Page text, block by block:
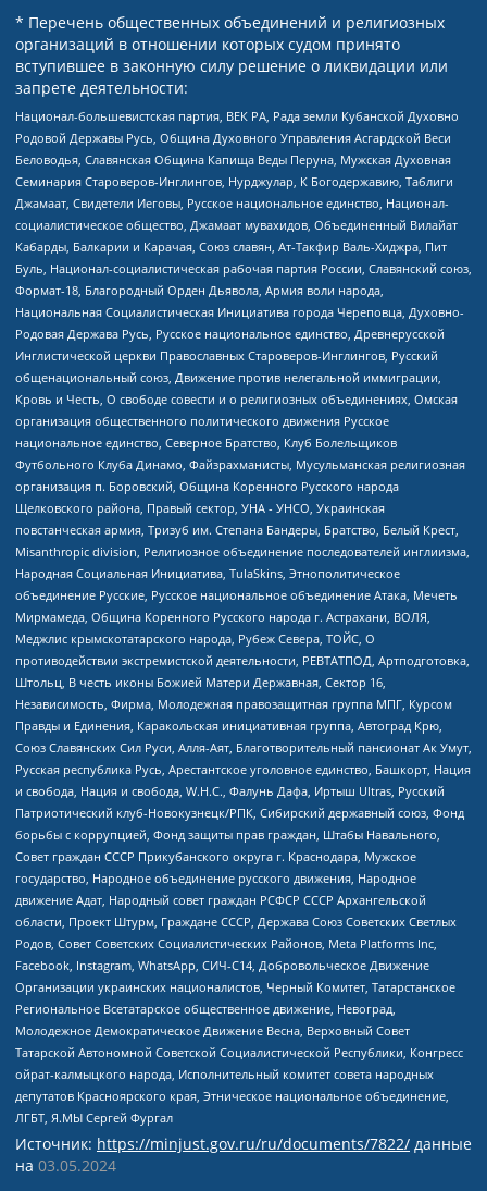
* Перечень общественных объединений и религиозных
организаций в отношении которых судом принято
вступившее в законную силу решение о ликвидации или
запрете деятельности:
Национал-большевистская партия, ВЕК РА, Рада земли Кубанской Духовно
Родовой Державы Русь, Община Духовного Управления Асгардской Веси
Беловодья, Славянская Община Капища Веды Перуна, Мужская Духовная
Семинария Староверов-Инглингов, Нурджулар, К Богодержавию, Таблиги
Джамаат, Свидетели Иеговы, Русское национальное единство, Национал-
социалистическое общество, Джамаат мувахидов, Объединенный Вилайат
Кабарды, Балкарии и Карачая, Союз славян, Ат-Такфир Валь-Хиджра, Пит
Буль, Национал-социалистическая рабочая партия России, Славянский союз,
Формат-18, Благородный Орден Дьявола, Армия воли народа,
Национальная Социалистическая Инициатива города Череповца, Духовно-
Родовая Держава Русь, Русское национальное единство, Древнерусской
Инглистической церкви Православных Староверов-Инглингов, Русский
общенациональный союз, Движение против нелегальной иммиграции,
Кровь и Честь, О свободе совести и о религиозных объединениях, Омская
организация общественного политического движения Русское
национальное единство, Северное Братство, Клуб Болельщиков
Футбольного Клуба Динамо, Файзрахманисты, Мусульманская религиозная
организация п. Боровский, Община Коренного Русского народа
Щелковского района, Правый сектор, УНА - УНСО, Украинская
повстанческая армия, Тризуб им. Степана Бандеры, Братство, Белый Крест,
Misanthropic division, Религиозное объединение последователей инглиизма,
Народная Социальная Инициатива, TulaSkins, Этнополитическое
объединение Русские, Русское национальное объединение Атака, Мечеть
Мирмамеда, Община Коренного Русского народа г. Астрахани, ВОЛЯ,
Меджлис крымскотатарского народа, Рубеж Севера, ТОЙС, О
противодействии экстремистской деятельности, РЕВТАТПОД, Артподготовка,
Штольц, В честь иконы Божией Матери Державная, Сектор 16,
Независимость, Фирма, Молодежная правозащитная группа МПГ, Курсом
Правды и Единения, Каракольская инициативная группа, Автоград Крю,
Союз Славянских Сил Руси, Алля-Аят, Благотворительный пансионат Ак Умут,
Русская республика Русь, Арестантское уголовное единство, Башкорт, Нация
и свобода, Нация и свобода, W.H.С., Фалунь Дафа, Иртыш Ultras, Русский
Патриотический клуб-Новокузнецк/РПК, Сибирский державный союз, Фонд
борьбы с коррупцией, Фонд защиты прав граждан, Штабы Навального,
Совет граждан СССР Прикубанского округа г. Краснодара, Мужское
государство, Народное объединение русского движения, Народное
движение Адат, Народный совет граждан РСФСР СССР Архангельской
области, Проект Штурм, Граждане СССР, Держава Союз Советских Светлых
Родов, Совет Советских Социалистических Районов, Meta Platforms Inc,
Facebook, Instagram, WhatsApp, СИЧ-С14, Добровольческое Движение
Организации украинских националистов, Черный Комитет, Татарстанское
Региональное Всетатарское общественное движение, Невоград,
Молодежное Демократическое Движение Весна, Верховный Совет
Татарской Автономной Советской Социалистической Республики, Конгресс
ойрат-калмыцкого народа, Исполнительный комитет совета народных
депутатов Красноярского края, Этническое национальное объединение,
ЛГБТ, Я.МЫ Сергей Фургал
Источник: https://minjust.gov.ru/ru/documents/7822/ данные
на 03.05.2024